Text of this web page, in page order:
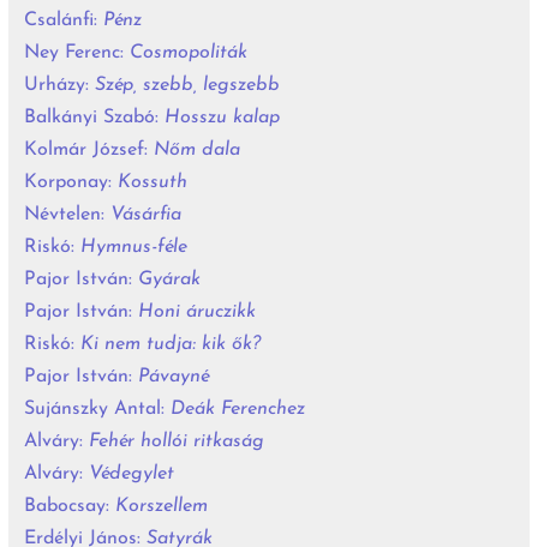
Csalánfi: Pénz
Ney Ferenc: Cosmopoliták
Urházy:Szép, szebb, legszebb
Balkányi Szabó: Hosszu kalap
Kolmár József: Nőm dala
Korponay: Kossuth
Névtelen: Vásárfia
Riskó: Hymnus-féle
Pajor István: Gyárak
Pajor István: Honi áruczikk
Riskó: Ki nem tudja: kik ők?
Pajor István: Pávayné
Sujánszky Antal: Deák Ferenchez
Alváry: Fehér hollói ritkaság
Alváry: Védegylet
Babocsay: Korszellem
Erdélyi János:Satyrák